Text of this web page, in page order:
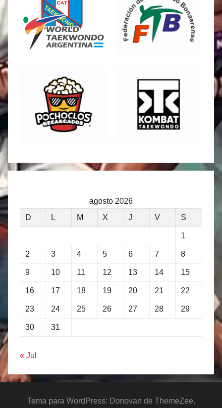
agosto 2026
D
L M X J V S
1
2 3 4 5 6 7 8
9 10 11 12 13 14 15
16 17 18 19 20 21 22
23 24 25 26 27 28 29
30 31
« Jul
Tema para WordPress: Donovan de ThemeZee.